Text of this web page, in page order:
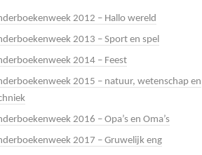
2012 – Hallo wereld
2013 – Sport en spel
2014 – Feest
2015 – natuur, wetenschap en
2016 – Opa’s en Oma’s
2017 – Gruwelijk eng